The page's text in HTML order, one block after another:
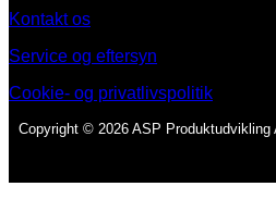
Kontakt os
Service og eftersyn
Cookie- og privatlivspolitik
Copyright © 2026 ASP Produktudvikling